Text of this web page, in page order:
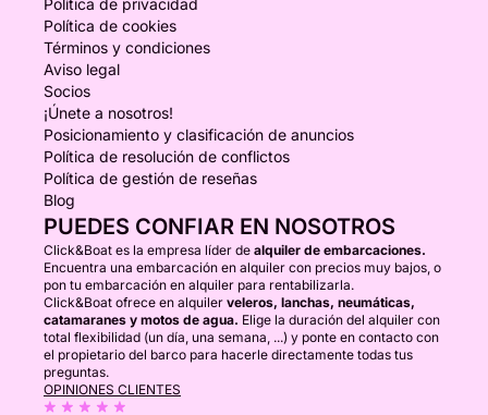
Política de privacidad
Política de cookies
Términos y condiciones
Aviso legal
Socios
¡Únete a nosotros!
Posicionamiento y clasificación de anuncios
Política de resolución de conflictos
Política de gestión de reseñas
Blog
PUEDES CONFIAR EN NOSOTROS
Click&Boat es la empresa líder de alquiler de embarcaciones.
Encuentra una embarcación en alquiler con precios muy bajos, o
pon tu embarcación en alquiler para rentabilizarla.
Click&Boat ofrece en alquiler veleros, lanchas, neumáticas,
catamaranes y motos de agua. Elige la duración del alquiler con
total flexibilidad (un día, una semana, ...) y ponte en contacto con
el propietario del barco para hacerle directamente todas tus
preguntas.
OPINIONES CLIENTES